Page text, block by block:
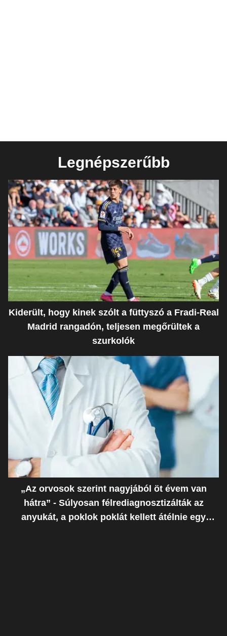
Legnépszerűbb
Kiderült, hogy kinek szólt a füttyszó a Fradi-Real
Madrid rangadón, teljesen megőrültek a
szurkolók
„Az orvosok szerint nagyjából öt évem van
hátra” - Súlyosan félrediagnosztizálták az
anyukát, a poklok poklát kellett átélnie egy